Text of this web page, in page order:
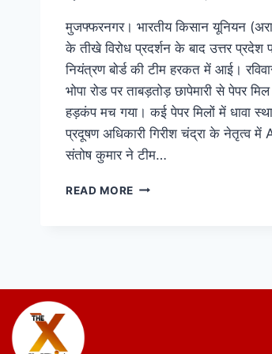
मुजफ्फरनगर। भारतीय किसान यूनियन
के तीखे विरोध प्रदर्शन के बाद उत्तर प्रदेश
नियंत्रण बोर्ड की टीम हरकत में आई।
भोपा रोड पर ताबड़तोड़ छापेमारी से पेपर
हड़कंप मच गया। कई पेपर मिलों में धावा
प्रदूषण अधिकारी गिरीश चंद्रा के नेतृत्व में
संतोष कुमार ने टीम…
READ MORE